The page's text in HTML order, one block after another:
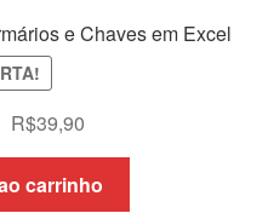
e Chaves em Excel
OR$39,90O
preço
atual
é:
carrinho